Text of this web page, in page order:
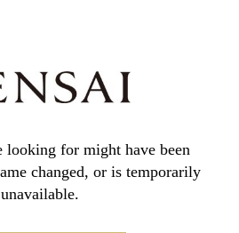
looking for might have been
changed, or is temporarily
unavailable.